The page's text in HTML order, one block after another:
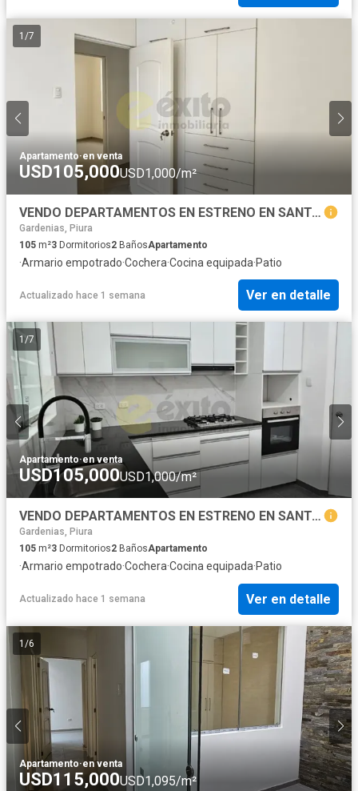
1 /7
Apartamento·en venta
USD105,000USD1,000/m²
VENDO DEPARTAMENTOS EN ESTRENO EN SANTA MARIA DEL PINAR
Gardenias, Piura
105 m²3 Dormitorios2 BañosApartamento
·Armario empotrado·Cochera·Cocina equipada·Patio
Actualizado hace 1 semana Ver en detalle
1 /7
Apartamento·en venta
USD105,000USD1,000/m²
VENDO DEPARTAMENTOS EN ESTRENO EN SANTA MARIA DEL PINAR
Gardenias, Piura
105 m²3 Dormitorios2 BañosApartamento
·Armario empotrado·Cochera·Cocina equipada·Patio
Actualizado hace 1 semana Ver en detalle
1 /6
Apartamento·en venta
USD115,000USD1,095/m²